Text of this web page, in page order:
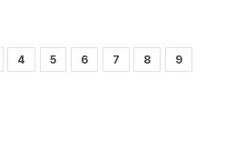
4 5 6 7 8 9